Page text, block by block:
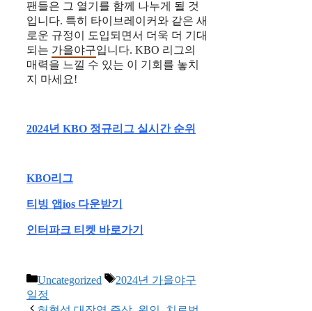
팬들은 그 열기를 함께 나누게 될 것
입니다. 특히 타이브레이커와 같은 새
로운 규정이 도입되면서 더욱 더 기대
되는 가을야구입니다. KBO 리그의
매력을 느낄 수 있는 이 기회를 놓치
지 마세요!
2024년 KBO 정규리그 실시간 순위
KBO리그
티빙 앱ios 다운받기
인터파크 티켓 바로가기
Categories
Uncategorized Tags
2024년 가을야구
일정